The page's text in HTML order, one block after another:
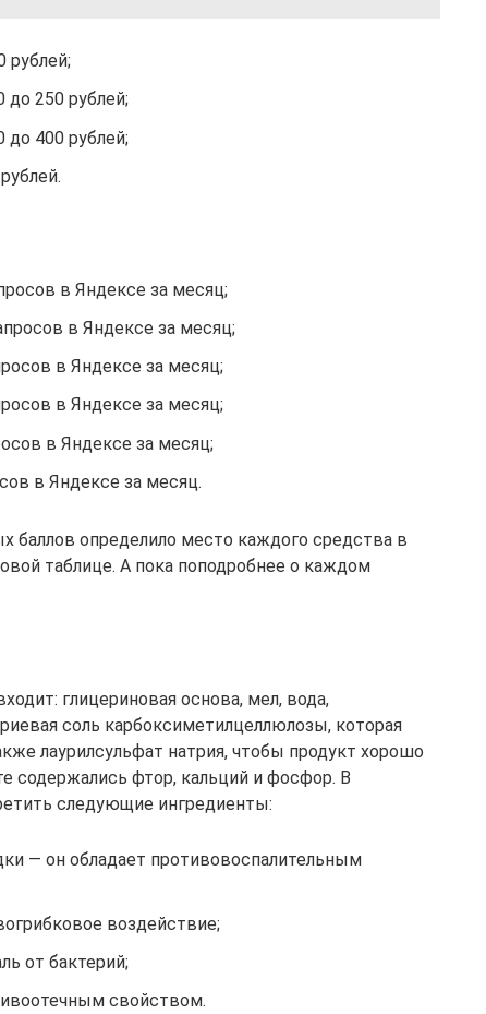
рублей;
до 250 рублей;
до 400 рублей;
в Яндексе за месяц;
в Яндексе за месяц;
в Яндексе за месяц;
в Яндексе за месяц;
в Яндексе за месяц;
в Яндексе за месяц.
баллов определило место каждого средства в
таблице. А пока поподробнее о каждом
глицериновая основа, мел, вода,
соль карбоксиметилцеллюлозы, которая
лаурилсульфат натрия, чтобы продукт хорошо
содержались фтор, кальций и фосфор. В
следующие ингредиенты:
— он обладает противовоспалительным
воздействие;
от бактерий;
свойством.